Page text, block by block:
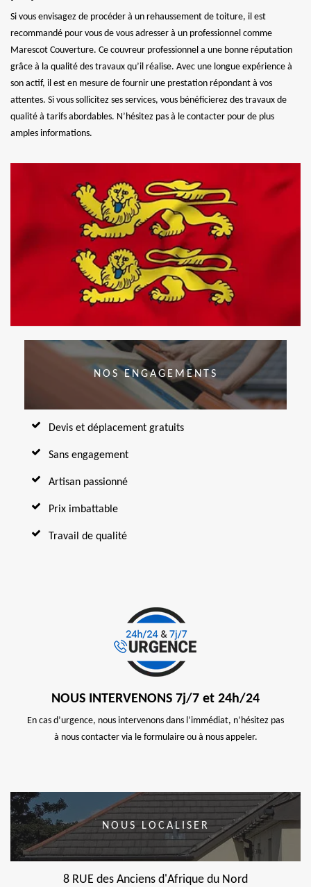
Si vous envisagez de procéder à un rehaussement de toiture, il est
recommandé pour vous de vous adresser à un professionnel comme
Marescot Couverture. Ce couvreur professionnel a une bonne réputation
grâce à la qualité des travaux qu’il réalise. Avec une longue expérience à
son actif, il est en mesure de fournir une prestation répondant à vos
attentes. Si vous sollicitez ses services, vous bénéficierez des travaux de
qualité à tarifs abordables. N’hésitez pas à le contacter pour de plus
amples informations.
NOS ENGAGEMENTS
Devis et déplacement gratuits
Sans engagement
Artisan passionné
Prix imbattable
Travail de qualité
NOUS INTERVENONS 7j/7 et 24h/24
En cas d’urgence, nous intervenons dans l’immédiat, n’hésitez pas
à nous contacter via le formulaire ou à nous appeler.
NOUS LOCALISER
8 RUE des Anciens d'Afrique du Nord